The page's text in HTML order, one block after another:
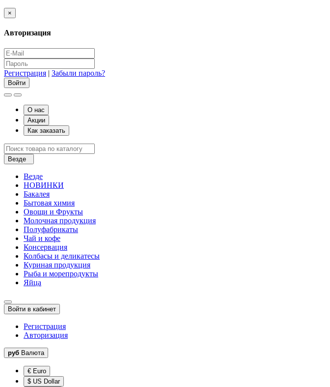
×
Авторизация
Регистрация | Забыли пароль?
О нас
Акции
Как заказать
Везде
Везде
НОВИНКИ
Бакалея
Бытовая химия
Овощи и Фрукты
Молочная продукция
Полуфабрикаты
Чай и кофе
Консервация
Колбасы и деликатесы
Куриная продукция
Рыба и морепродукты
Яйца
Войти в кабинет
Регистрация
Авторизация
руб Валюта
€ Euro
$ US Dollar